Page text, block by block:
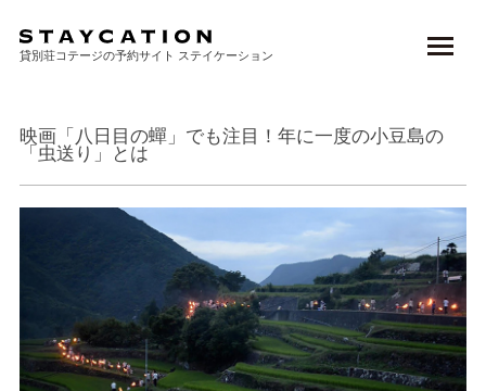
貸別荘コテージの予約サイト ステイケーション
映画「八日目の蟬」でも注目！年に一度の小豆島の
「虫送り」とは